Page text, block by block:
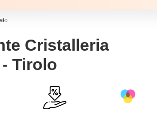
Cristalleria
Tirolo